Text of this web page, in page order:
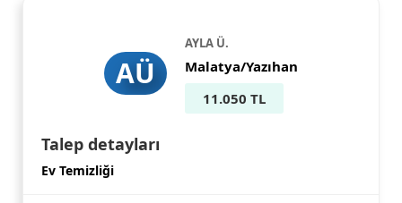
AÜ
AYLA Ü.
Malatya/Yazıhan
11.050 TL
Talep detayları
Ev Temizliği